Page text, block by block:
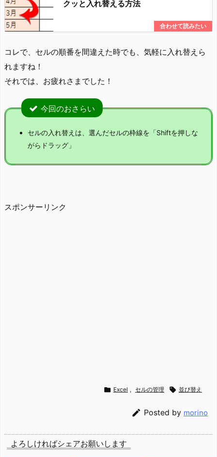
クッと入れ替える方法
コレで、セルの順番を間違えた時でも、気軽に入れ替えら
れますね！
それでは、お疲れさまでした！
今回のおさらい
セルの入れ替えは、選んだセルの枠線を「Shiftを押しな
がらドラッグ」
スポンサーリンク
 Excel , セルの管理  並び替え
 Posted by morino
よろしければシェアお願いします